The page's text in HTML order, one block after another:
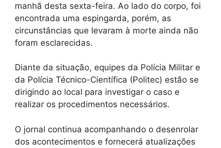
manhã desta sexta-feira. Ao lado do corpo, foi
encontrada uma espingarda, porém, as
circunstâncias que levaram à morte ainda não
foram esclarecidas.
Diante da situação, equipes da Polícia Militar e
da Polícia Técnico-Científica (Politec) estão se
dirigindo ao local para investigar o caso e
realizar os procedimentos necessários.
O jornal continua acompanhando o desenrolar
dos acontecimentos e fornecerá atualizações